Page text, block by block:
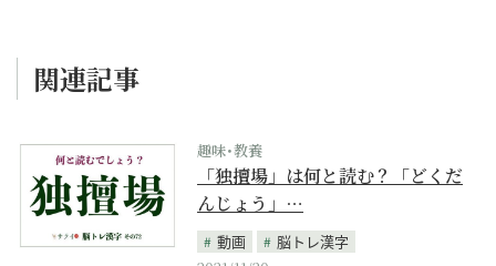
関連記事
趣味･教養
「独擅場」は何と読む？「どくだ
んじょう」…
動画
脳トレ漢字